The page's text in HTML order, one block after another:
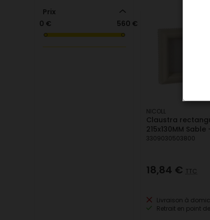
Prix
0 €
560 €
NICOLL
Claustra
215x130MM
3309030503800
18,84 € TTC
Livraison à
Retrait en point